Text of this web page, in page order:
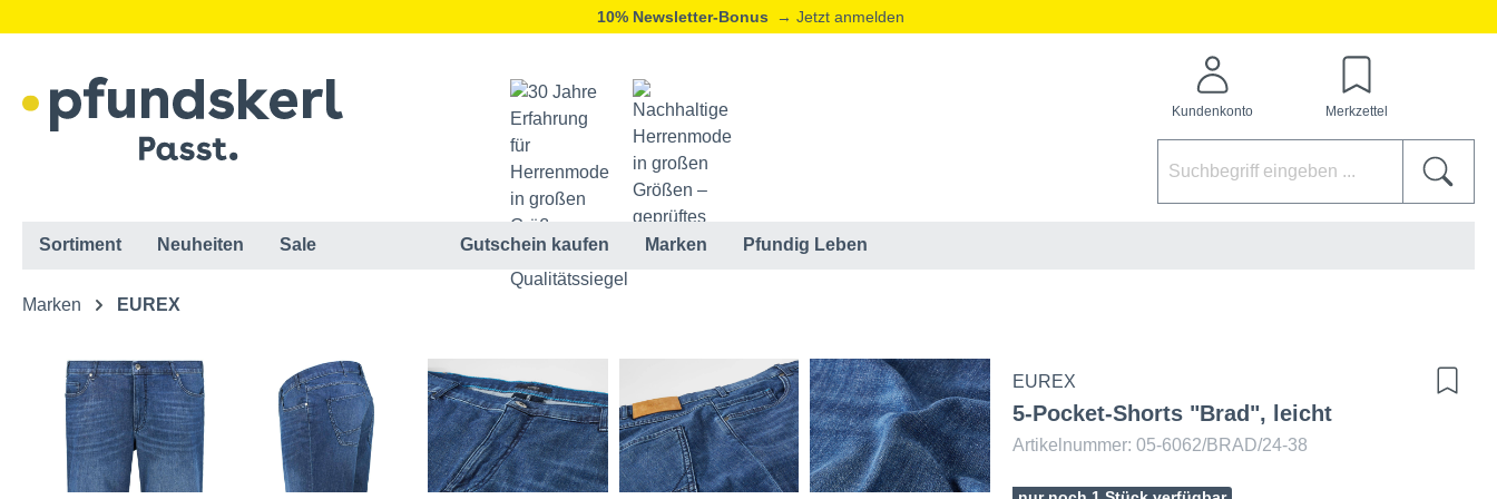
10% Newsletter-Bonus
→ Jetzt anmelden
Kundenkonto Merkzettel
Sortiment Neuheiten Sale Gutschein kaufen Marken Pfundig Leben
Marken EUREX
EUREX
5-Pocket-Shorts "Brad", leicht
Artikelnummer: 05-6062/BRAD/24-38